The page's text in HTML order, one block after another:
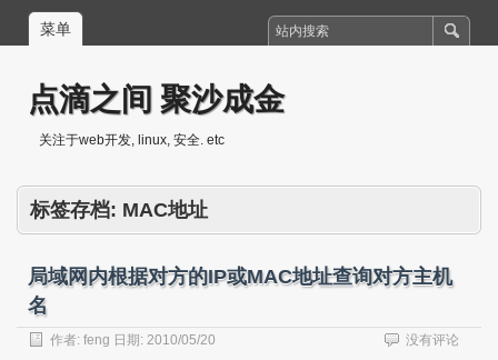
菜单
点滴之间 聚沙成金
关注于web开发, linux, 安全. etc
标签存档: MAC地址
局域网内根据对方的IP或MAC地址查询对方主机
名
作者: feng 日期: 2010/05/20 没有评论